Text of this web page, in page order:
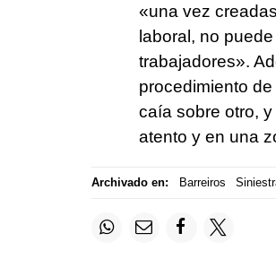
«una vez
laboral, no
trabajadores».
procedimiento
caía sobre otro,
atento y en una
Archivado en: Barreiros